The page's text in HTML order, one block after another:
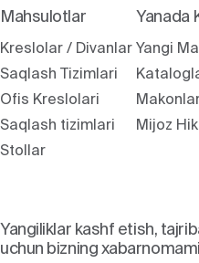
Mahsulotlar
Kreslolar / Divanlar
Saqlash Tizimlari
Ofis Kreslolari
Saqlash tizimlari
Stollar
Yanada
Yangi
Mijoz
Yangiliklar kashf etish,
uchun bizning